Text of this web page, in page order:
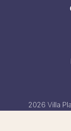
2026 Villa